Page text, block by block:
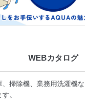
WEBカタログ
、掃除機、業務用洗濯機
。